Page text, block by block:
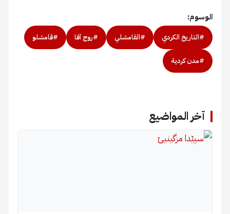
الوسوم:
#التاريخ الكردي #القامشلي #روج آفا #قامشلو
#مدن كردية
آخر المواضيع